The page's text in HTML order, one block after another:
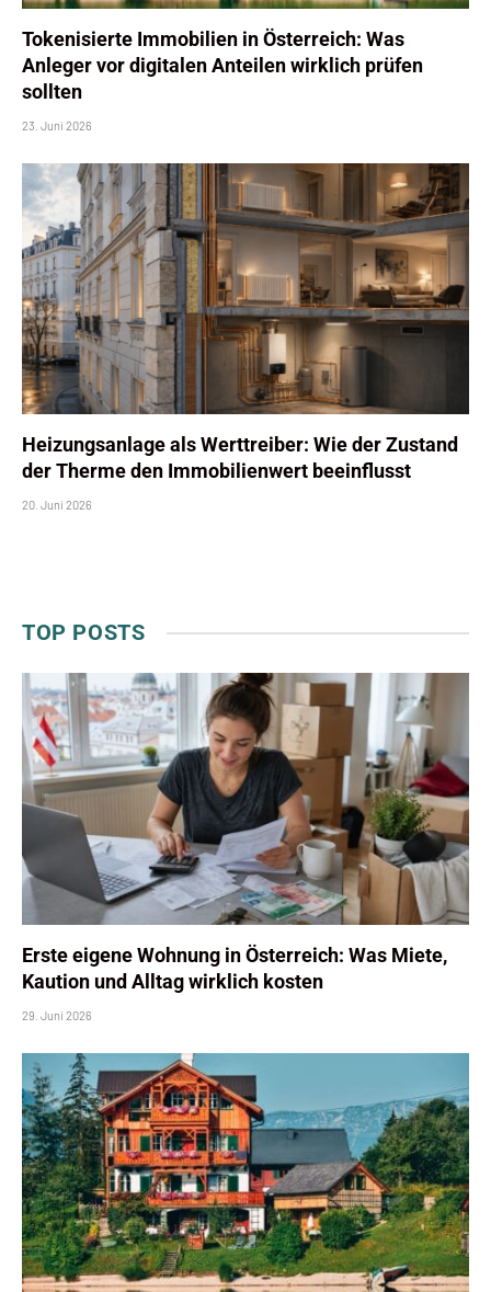
Tokenisierte Immobilien in Österreich: Was
Anleger vor digitalen Anteilen wirklich prüfen
sollten
23. Juni 2026
Heizungsanlage als Werttreiber: Wie der Zustand
der Therme den Immobilienwert beeinflusst
20. Juni 2026
TOP POSTS
Erste eigene Wohnung in Österreich: Was Miete,
Kaution und Alltag wirklich kosten
29. Juni 2026